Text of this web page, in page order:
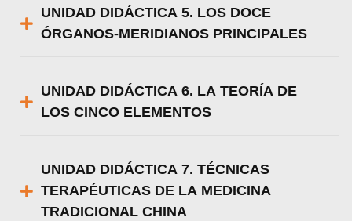
UNIDAD DIDÁCTICA 5. LOS DOCE
ÓRGANOS-MERIDIANOS PRINCIPALES
UNIDAD DIDÁCTICA 6. LA TEORÍA DE
LOS CINCO ELEMENTOS
UNIDAD DIDÁCTICA 7. TÉCNICAS
TERAPÉUTICAS DE LA MEDICINA
TRADICIONAL CHINA